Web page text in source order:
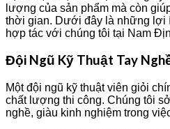
lượng của sản phẩm mà còn
thời gian. Dưới đây là những lợi
hợp tác với chúng tôi tại Nam
Đội Ngũ Kỹ Thuật Tay
Một đội ngũ kỹ thuật viên giỏi
chất lượng thi công. Chúng tôi
nghề, giàu kinh nghiệm trong